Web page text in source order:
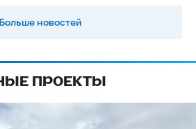
Больше новостей
ПРОЕКТЫ